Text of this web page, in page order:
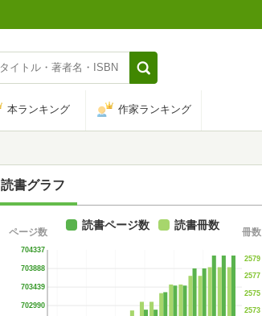
本ランキング 作家ランキング
読書グラフ
702990
703439
703888
704337
ページ数
2573
2575
2577
2579
冊数
読書ページ数 読書冊数